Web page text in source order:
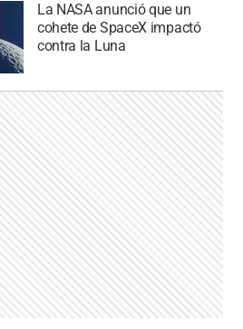
La NASA anunció que un
cohete de SpaceX impactó
contra la Luna